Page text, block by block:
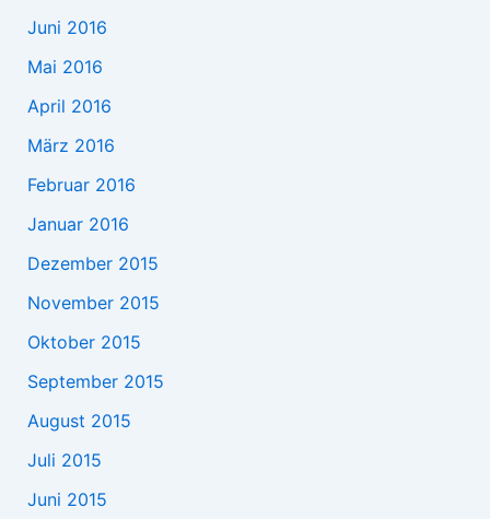
Juni 2016
Mai 2016
April 2016
März 2016
Februar 2016
Januar 2016
Dezember 2015
November 2015
Oktober 2015
September 2015
August 2015
Juli 2015
Juni 2015